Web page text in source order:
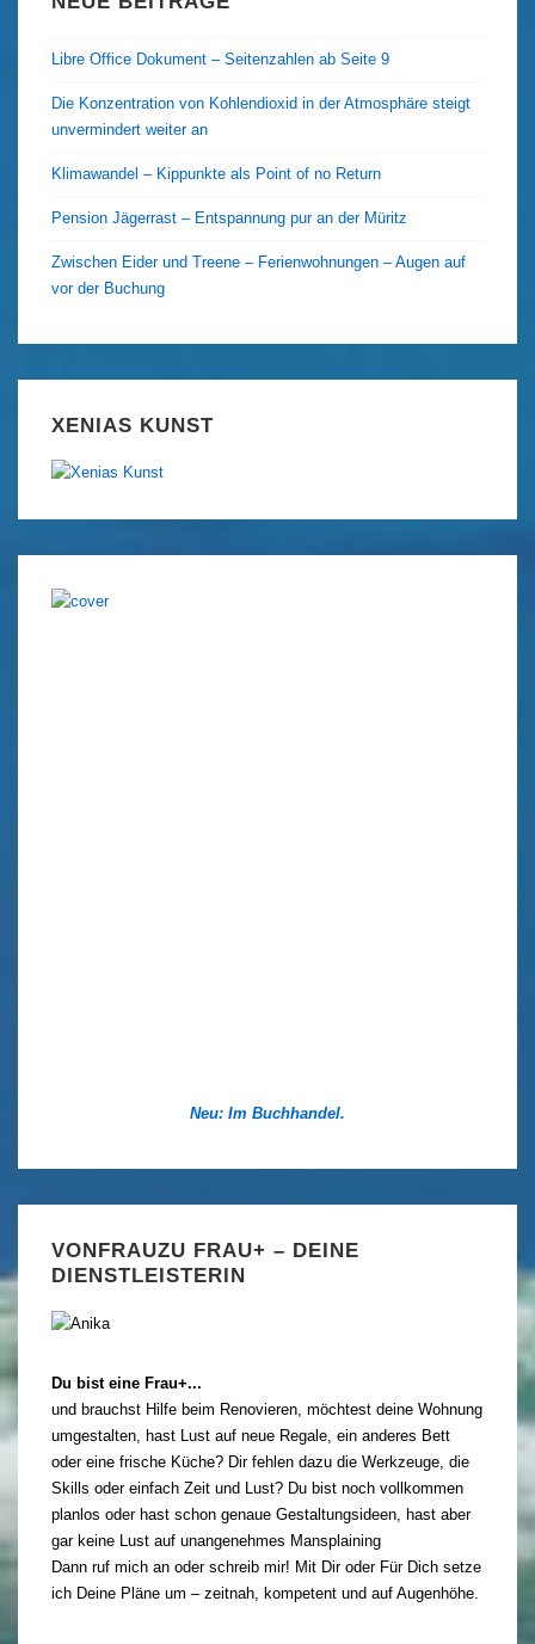
Libre Office Dokument – Seitenzahlen ab Seite 9
Die Konzentration von Kohlendioxid in der Atmosphäre steigt
unvermindert weiter an
Klimawandel – Kippunkte als Point of no Return
Pension Jägerrast – Entspannung pur an der Müritz
Zwischen Eider und Treene – Ferienwohnungen – Augen auf
vor der Buchung
XENIAS KUNST
Neu: Im Buchhandel.
VONFRAUZU FRAU+ – DEINE
DIENSTLEISTERIN
Du bist eine Frau+...
und brauchst Hilfe beim Renovieren, möchtest deine Wohnung
umgestalten, hast Lust auf neue Regale, ein anderes Bett
oder eine frische Küche? Dir fehlen dazu die Werkzeuge, die
Skills oder einfach Zeit und Lust? Du bist noch vollkommen
planlos oder hast schon genaue Gestaltungsideen, hast aber
gar keine Lust auf unangenehmes Mansplaining
Dann ruf mich an oder schreib mir! Mit Dir oder Für Dich setze
ich Deine Pläne um – zeitnah, kompetent und auf Augenhöhe.